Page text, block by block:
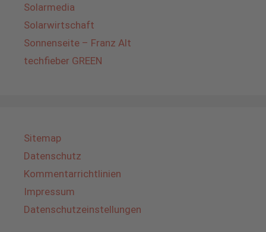
Solarmedia
Solarwirtschaft
Sonnenseite – Franz Alt
techfieber GREEN
Sitemap
Datenschutz
Kommentarrichtlinien
Impressum
Datenschutzeinstellungen